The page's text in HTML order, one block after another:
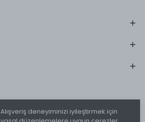
Alışveriş deneyiminizi iyileştirmek için